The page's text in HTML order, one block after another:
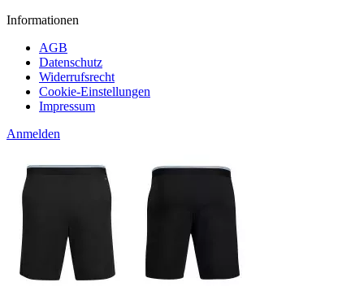
Informationen
AGB
Datenschutz
Widerrufsrecht
Cookie-Einstellungen
Impressum
Anmelden